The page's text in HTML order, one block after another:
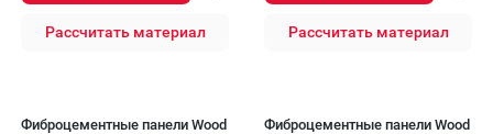
Рассчитать материал Рассчитать материал
Фиброцементные панели Wood
Фиброцементные панели Wood